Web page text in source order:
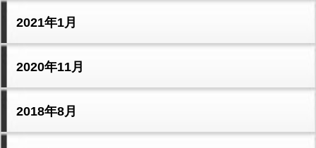
2021年1月
2020年11月
2018年8月